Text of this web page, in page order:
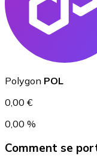
USD Coin
USDC
Polygon POL
0,00 €
0,00 %
Comment se